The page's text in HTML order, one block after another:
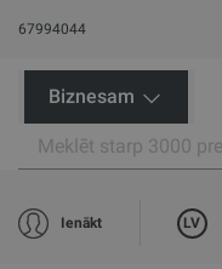
67994044
Biznesam
Ienākt LV